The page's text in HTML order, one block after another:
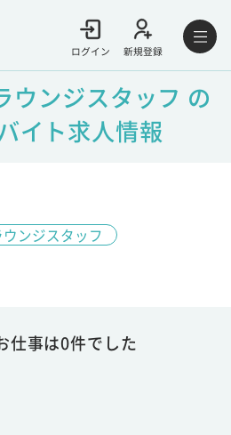
ログイン 新規登録
ウンジスタッフ の
イト求人情報
ンジスタッフ
仕事は0件でした